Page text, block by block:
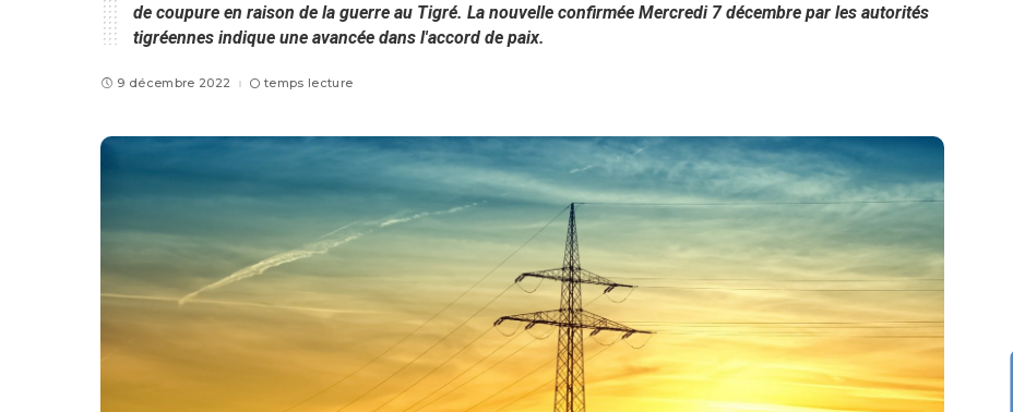
de coupure en raison de la guerre au Tigré. La nouvelle confirmée Mercredi 7 décembre par les autorités
tigréennes indique une avancée dans l'accord de paix.
9 décembre 2022 temps lecture